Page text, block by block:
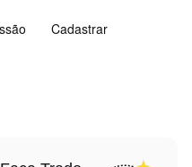
Cadastrar